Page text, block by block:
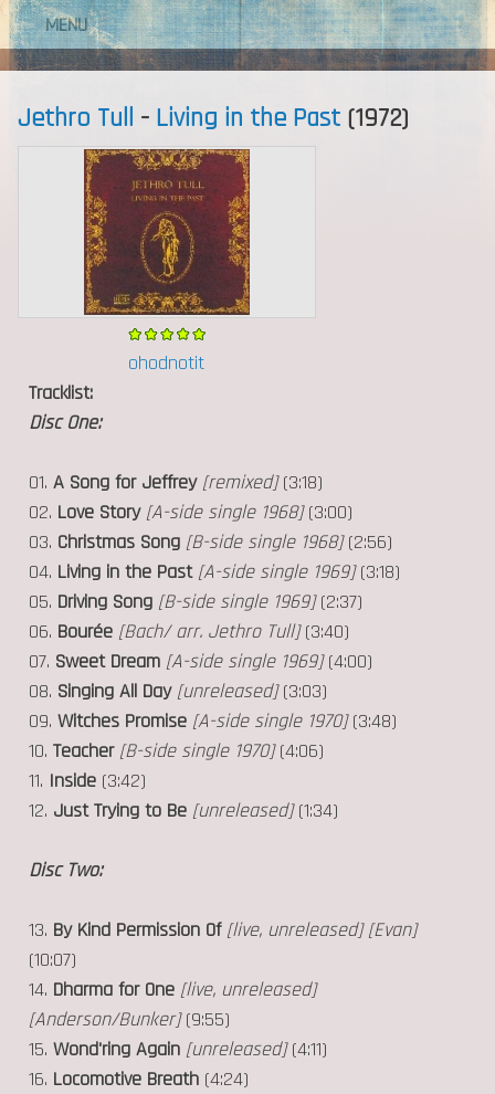
MENU
Jethro Tull - Living in the Past(1972)
ohodnotit
Tracklist:
Disc One:
01. A Song for Jeffrey [remixed](3:18)
02. Love Story [A-side single 1968](3:00)
03. Christmas Song [B-side single 1968](2:56)
04. Living in the Past [A-side single 1969](3:18)
05. Driving Song [B-side single 1969](2:37)
06. Bourée [Bach/ arr. Jethro Tull](3:40)
07. Sweet Dream [A-side single 1969](4:00)
08. Singing All Day [unreleased](3:03)
09. Witches Promise [A-side single 1970](3:48)
10. Teacher [B-side single 1970](4:06)
11. Inside(3:42)
12. Just Trying to Be [unreleased](1:34)
Disc Two:
13. By Kind Permission Of [live, unreleased] [Evan]
(10:07)
14. Dharma for One [live, unreleased]
[Anderson/Bunker](9:55)
15. Wond'ring Again [unreleased](4:11)
16. Locomotive Breath(4:24)